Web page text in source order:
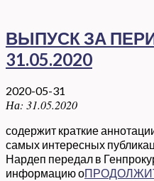
ВЫПУСК ЗА
31.05.2020
2020-05-31
На: 31.05.2020
содержит краткие
самых интересных
Нардеп передал в
информацию о